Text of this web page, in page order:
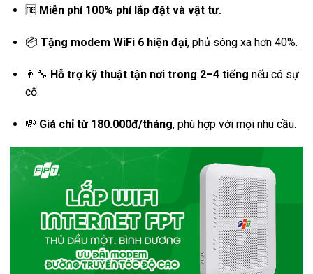
🆓 Miễn phí 100% phí lắp đặt và vật tư.
📦 Tặng modem WiFi 6 hiện đại, phủ sóng xa hơn 40%.
👨‍🔧 Hỗ trợ kỹ thuật tận nơi trong 2–4 tiếng nếu có sự
cố.
💸 Giá chỉ từ 180.000đ/tháng, phù hợp với mọi nhu cầu.